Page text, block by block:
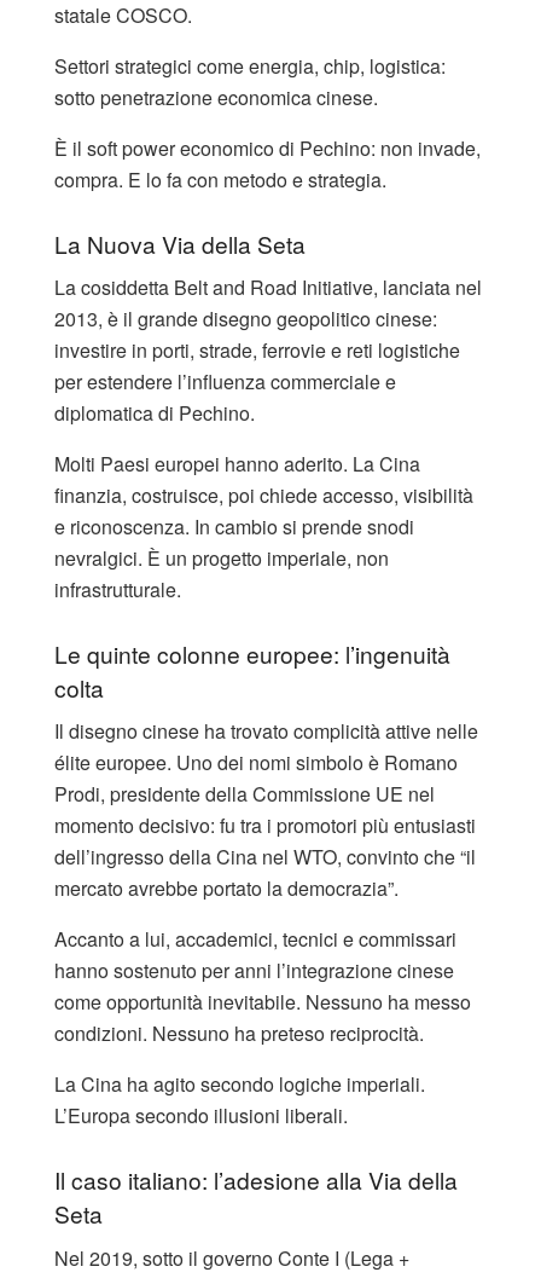
statale COSCO.
Settori strategici come energia, chip, logistica:
sotto penetrazione economica cinese.
È il soft power economico di Pechino: non invade,
compra. E lo fa con metodo e strategia.
La Nuova Via della Seta
La cosiddetta Belt and Road Initiative, lanciata nel
2013, è il grande disegno geopolitico cinese:
investire in porti, strade, ferrovie e reti logistiche
per estendere l’influenza commerciale e
diplomatica di Pechino.
Molti Paesi europei hanno aderito. La Cina
finanzia, costruisce, poi chiede accesso, visibilità
e riconoscenza. In cambio si prende snodi
nevralgici. È un progetto imperiale, non
infrastrutturale.
Le quinte colonne europee: l’ingenuità
colta
Il disegno cinese ha trovato complicità attive nelle
élite europee. Uno dei nomi simbolo è Romano
Prodi, presidente della Commissione UE nel
momento decisivo: fu tra i promotori più entusiasti
dell’ingresso della Cina nel WTO, convinto che “il
mercato avrebbe portato la democrazia”.
Accanto a lui, accademici, tecnici e commissari
hanno sostenuto per anni l’integrazione cinese
come opportunità inevitabile. Nessuno ha messo
condizioni. Nessuno ha preteso reciprocità.
La Cina ha agito secondo logiche imperiali.
L’Europa secondo illusioni liberali.
Il caso italiano: l’adesione alla Via della
Seta
Nel 2019, sotto il governo Conte I (Lega +